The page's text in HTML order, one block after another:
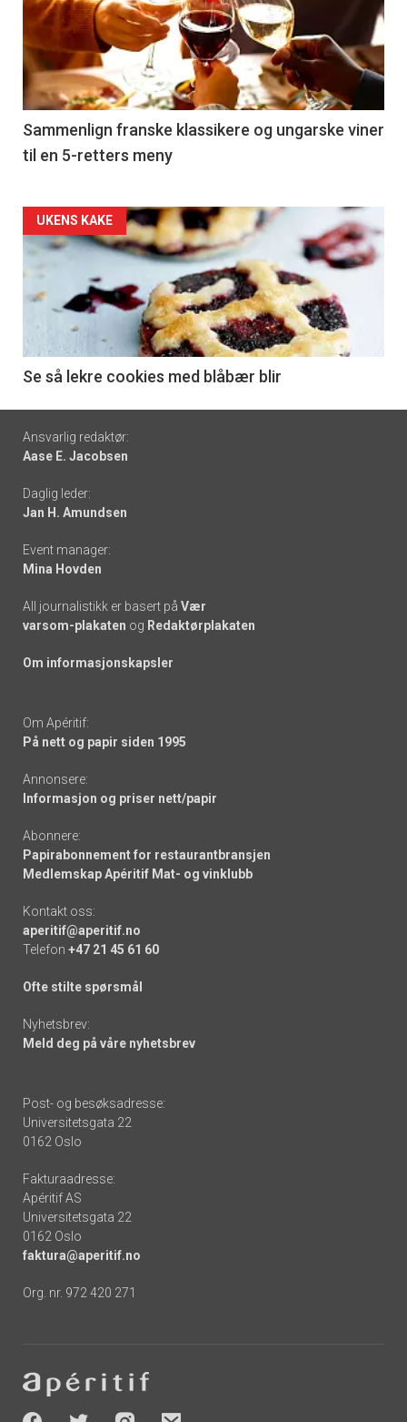
akkurat
nå
-
5
Sammenlign franske klassikere og ungarske viner
til en 5-retters meny
Forsiden
akkurat
nå
6
UKENS KAKE
Se så lekre cookies med blåbær blir
Footer
-
links
Ansvarlig redaktør:
Aase E. Jacobsen
Daglig leder:
Jan H. Amundsen
Event manager:
Mina Hovden
All journalistikk er basert på Vær
varsom-plakaten og Redaktørplakaten
Om informasjonskapsler
Om Apéritif:
På nett og papir siden 1995
Annonsere:
Informasjon og priser nett/papir
Abonnere:
Papirabonnement for restaurantbransjen
Medlemskap Apéritif Mat- og vinklubb
Kontakt oss:
aperitif@aperitif.no
Telefon +47 21 45 61 60
Ofte stilte spørsmål
Nyhetsbrev:
Meld deg på våre nyhetsbrev
Post- og besøksadresse:
Universitetsgata 22
0162 Oslo
Fakturaadresse:
Apéritif AS
Universitetsgata 22
0162 Oslo
faktura@aperitif.no
Org. nr. 972 420 271
-